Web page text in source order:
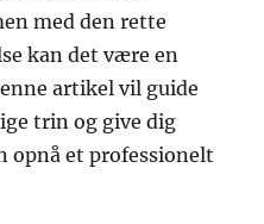
med den rette
kan det være en
artikel vil guide
trin og give dig
opnå et professionelt